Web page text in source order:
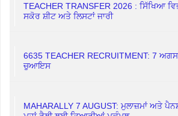
TEACHER TRANSFER 2026 : ਸਿੱਖਿਆ
ਸਕੋਰ ਸ਼ੀਟ ਅਤੇ ਲਿਸਟਾਂ ਜਾਰੀ
6635 TEACHER RECRUITMENT: 7
ਚੁਆਇਸ
MAHARALLY 7 AUGUST: ਮੁਲਾਜ਼ਮਾਂ ਅਤੇ